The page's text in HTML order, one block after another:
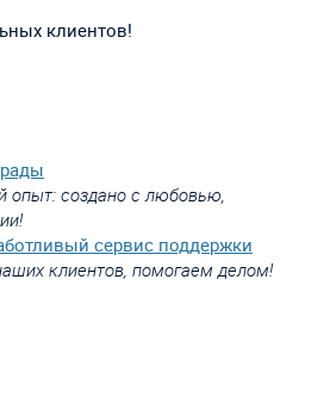
клиентов!
опыт: создано с любовью,
сервис поддержки
клиентов, помогаем делом!